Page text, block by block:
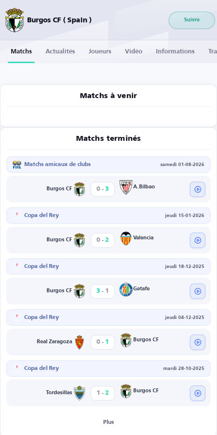
Burgos CF ( Spain ) Suivre
Matchs Actualités Joueurs Vidéo Informations
Matchs à venir
Matchs terminés
Matchs amicaux de clubs samedi 01-08-2026
Burgos CF 0 - 3 A.Bilbao
Copa del Rey jeudi 15-01-2026
Burgos CF 0 - 2 Valencia
Copa del Rey jeudi 18-12-2025
Burgos CF 3 - 1 Getafe
Copa del Rey jeudi 04-12-2025
Real Zaragoza 0 - 1 Burgos CF
Copa del Rey mardi 28-10-2025
Tordesillas 1 - 2 Burgos CF
Plus